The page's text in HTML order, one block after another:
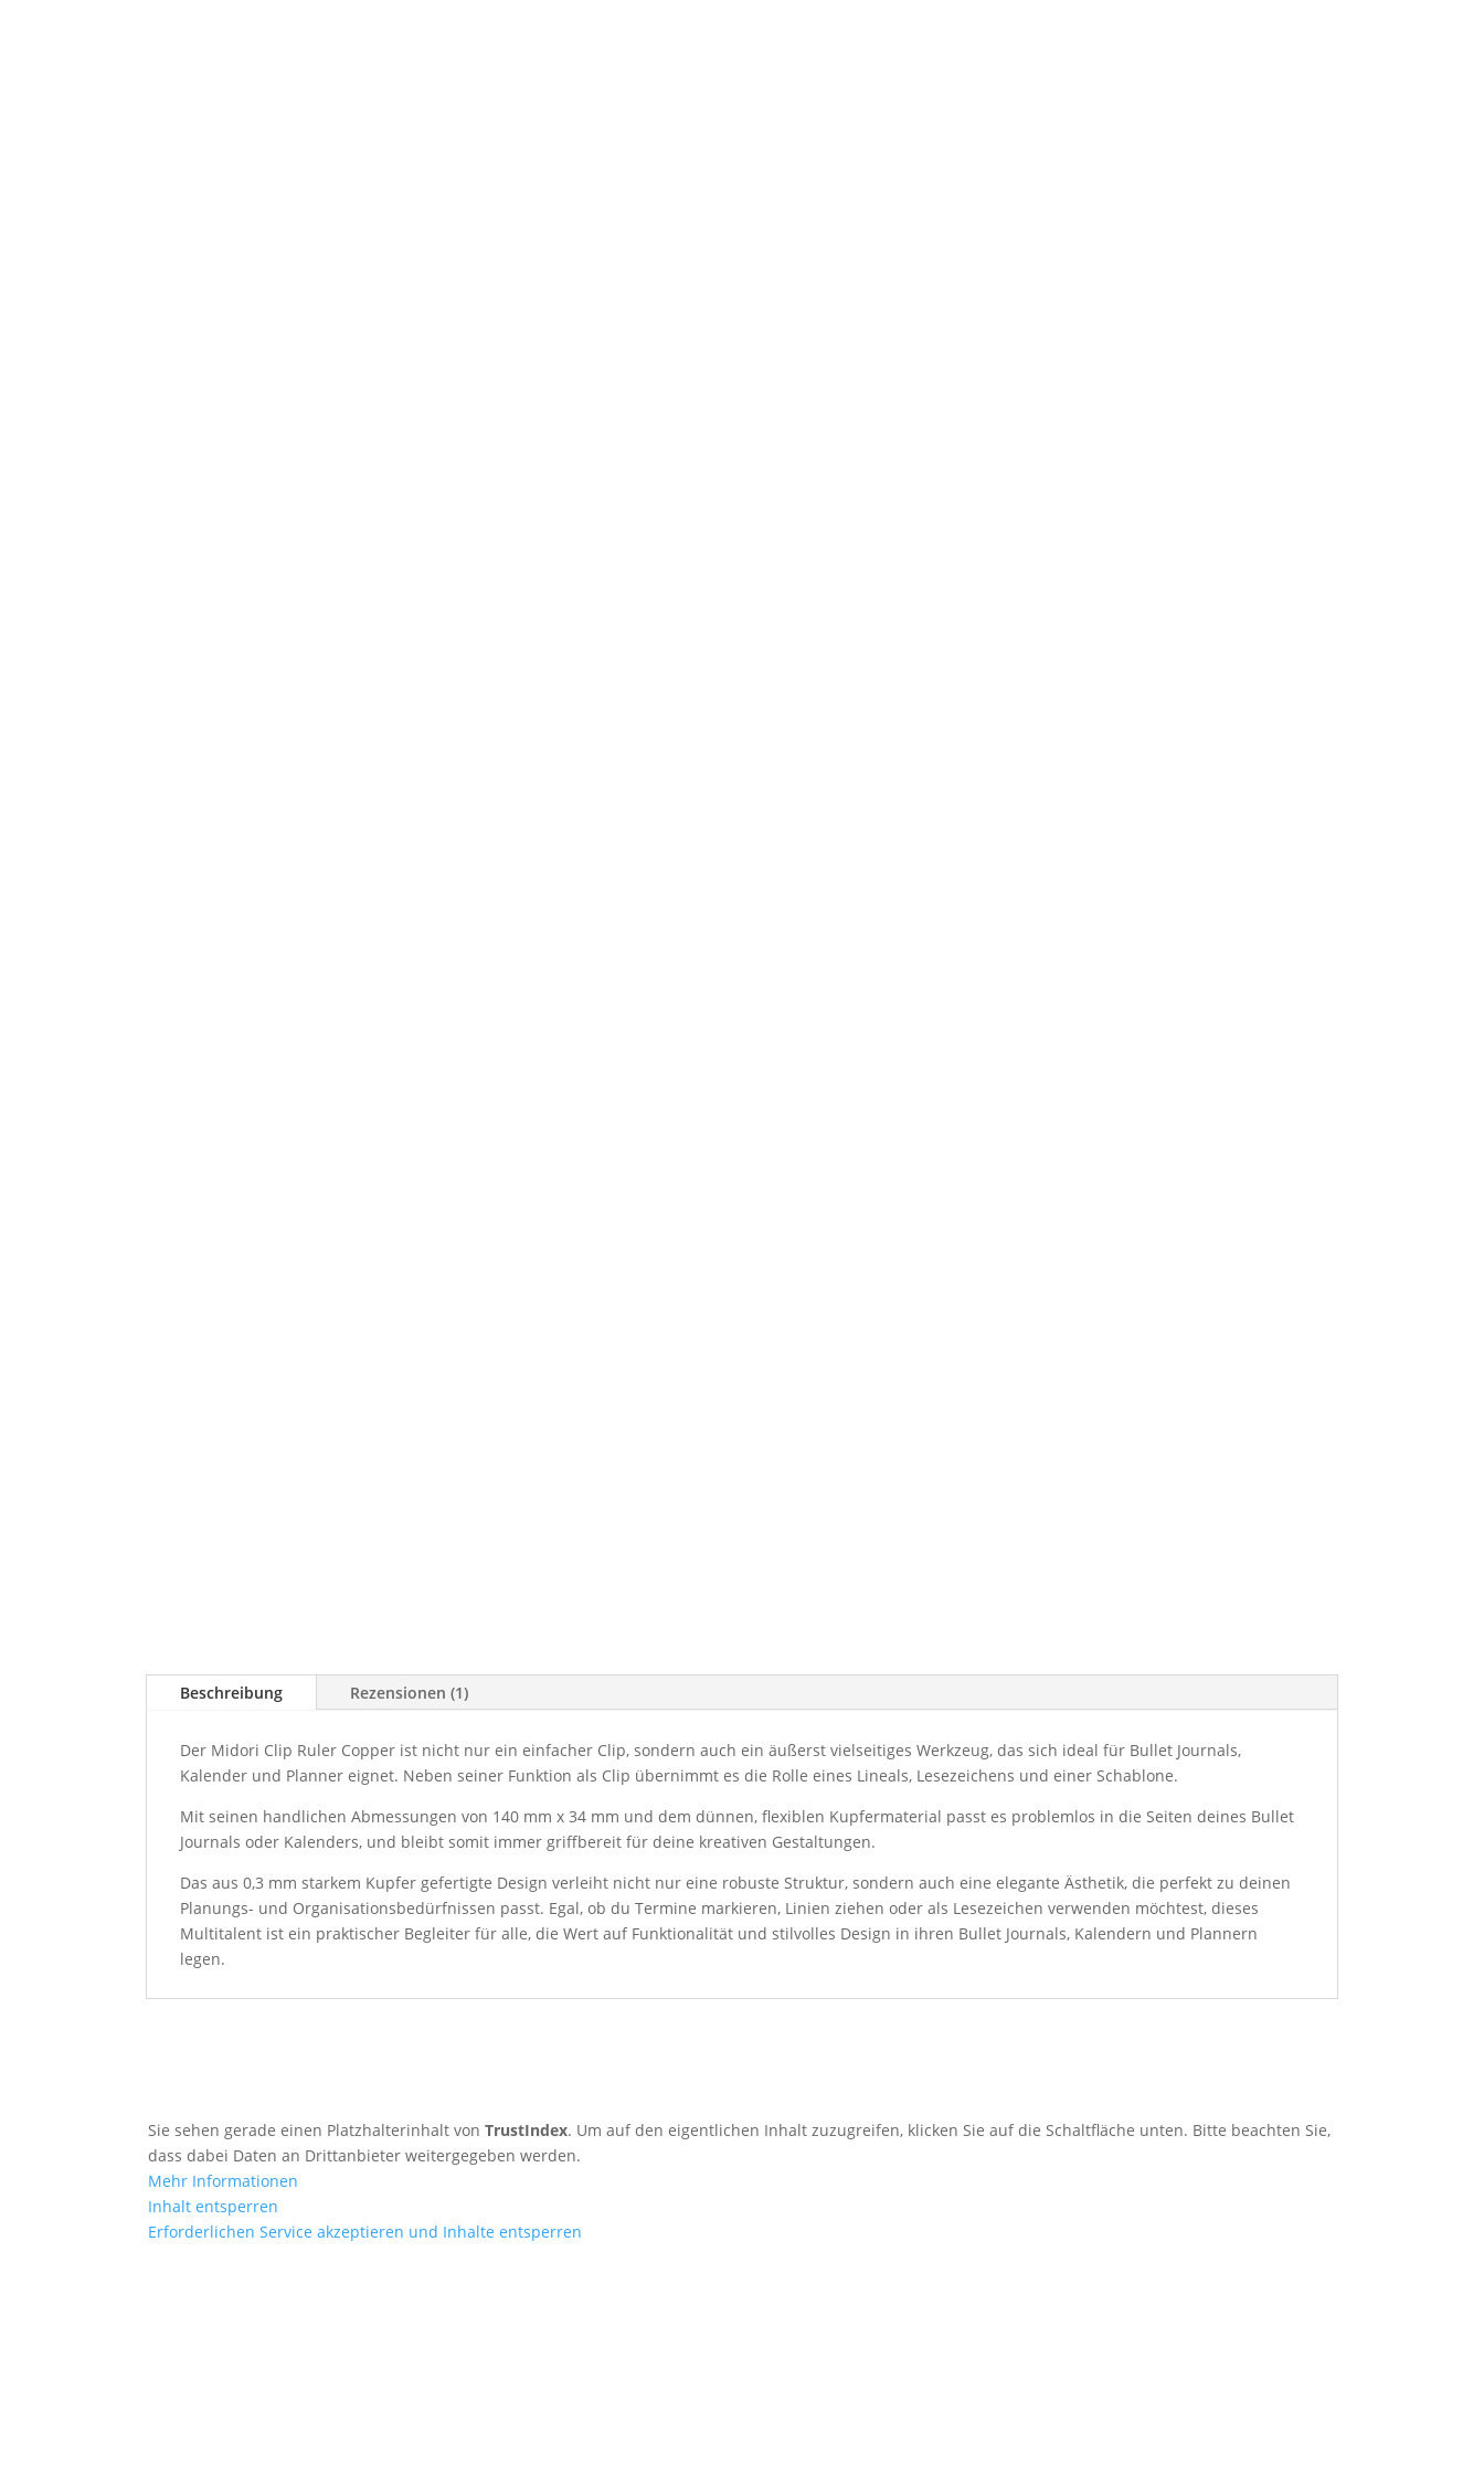
Beschreibung Rezensionen (1)
Der Midori Clip Ruler Copper ist nicht nur ein einfacher Clip, sondern auch ein äußerst vielseitiges Werkzeug, das sich ideal für Bullet Journals,
Kalender und Planner eignet. Neben seiner Funktion als Clip übernimmt es die Rolle eines Lineals, Lesezeichens und einer Schablone.
Mit seinen handlichen Abmessungen von 140 mm x 34 mm und dem dünnen, flexiblen Kupfermaterial passt es problemlos in die Seiten deines Bullet
Journals oder Kalenders, und bleibt somit immer griffbereit für deine kreativen Gestaltungen.
Das aus 0,3 mm starkem Kupfer gefertigte Design verleiht nicht nur eine robuste Struktur, sondern auch eine elegante Ästhetik, die perfekt zu deinen
Planungs- und Organisationsbedürfnissen passt. Egal, ob du Termine markieren, Linien ziehen oder als Lesezeichen verwenden möchtest, dieses
Multitalent ist ein praktischer Begleiter für alle, die Wert auf Funktionalität und stilvolles Design in ihren Bullet Journals, Kalendern und Plannern
legen.
Sie sehen gerade einen Platzhalterinhalt vonTrustIndex. Um auf den eigentlichen Inhalt zuzugreifen, klicken Sie auf die Schaltfläche unten. Bitte beachten Sie,
dass dabei Daten an Drittanbieter weitergegeben werden.
Mehr Informationen
Inhalt entsperren
Erforderlichen Service akzeptieren und Inhalte entsperren